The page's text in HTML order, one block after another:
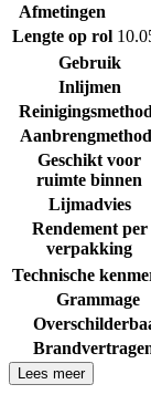
Afmetingen
Lengte op rol
Gebruik
Inlijmen
Geschikt voor
ruimte binnen
Lijmadvies
Rendement per
verpakking
Technische
Grammage
Lees meer